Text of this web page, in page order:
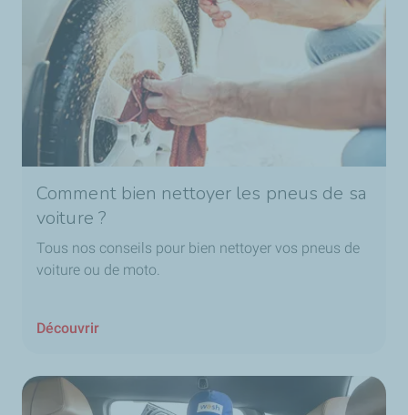
Comment bien nettoyer les pneus de sa
voiture ?
Tous nos conseils pour bien nettoyer vos pneus de
voiture ou de moto.
Découvrir